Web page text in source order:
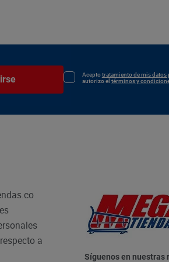
Aceptotratamiento de mis datos
autorizo el términos y
a
Síguenos en nuestras